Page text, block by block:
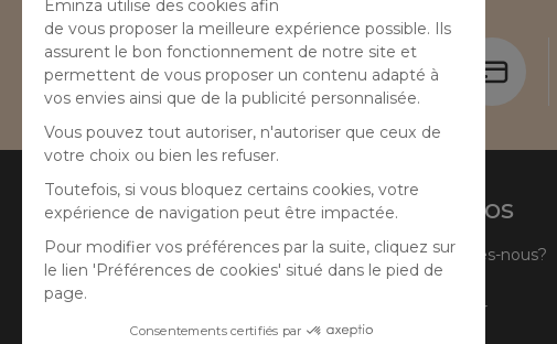
Besoin d'aide ?
04 50 65 10 12
Aide
Suivre ma commande
A propos
Qui sommes-nous?
Côté Atelier